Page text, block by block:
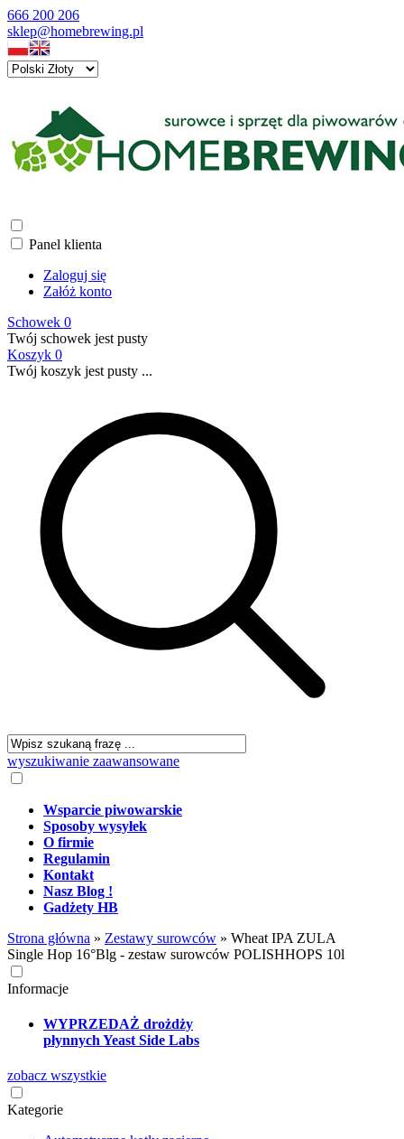
666 200 206
sklep@homebrewing.pl
Panel klienta
Zaloguj się
Załóż konto
Schowek 0
Twój schowek jest pusty
Koszyk 0
Twój koszyk jest pusty ...
wyszukiwanie zaawansowane
Wsparcie piwowarskie
Sposoby wysyłek
O firmie
Regulamin
Kontakt
Nasz Blog !
Gadżety HB
Strona główna » Zestawy surowców » Wheat IPA ZULA
Single Hop 16°Blg - zestaw surowców POLISHHOPS 10l
Informacje
WYPRZEDAŻ drożdży
płynnych Yeast Side Labs
zobacz wszystkie
Kategorie